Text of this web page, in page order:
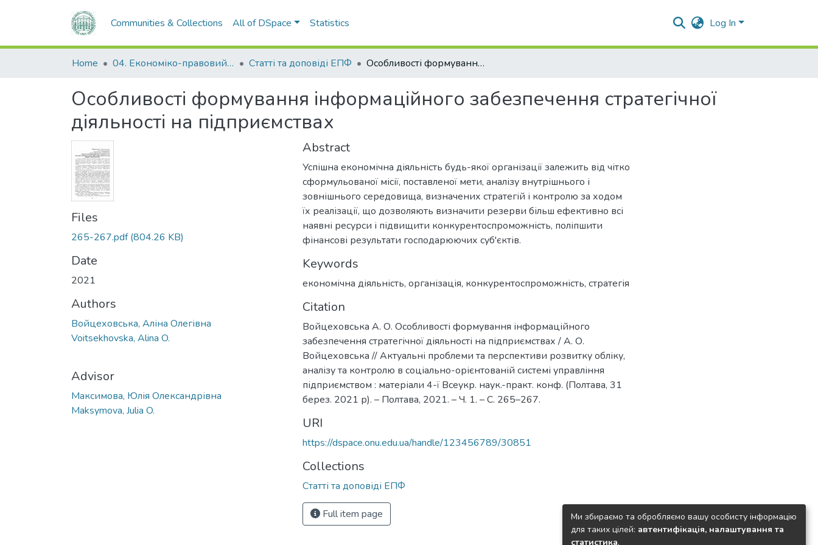
Communities & Collections All of DSpace Statistics Log In
Home 04. Економіко-правовий факультет Статті та доповіді ЕПФ Особливості формування інформаційного забезпечення стратегічної діяльності на підприємствах
Особливості формування інформаційного забезпечення стратегічної
діяльності на підприємствах
Files
265-267.pdf(804.26 KB)
Date
2021
Authors
Войцеховська, Аліна Олегівна
Voitsekhovska, Alina O.
Advisor
Максимова, Юлія Олександрівна
Maksymova, Julia O.
Abstract
Успішна економічна діяльність будь-якої організації залежить від чітко
сформульованої місії, поставленої мети, аналізу внутрішнього і
зовнішнього середовища, визначених стратегій і контролю за ходом
їх реалізації, що дозволяють визначити резерви більш ефективно всі
наявні ресурси і підвищити конкурентоспроможність, поліпшити
фінансові результати господарюючих суб'єктів.
Keywords
економічна діяльність, організація, конкурентоспроможність, стратегія
Citation
Войцеховська А. О. Особливості формування інформаційного
забезпечення стратегічної діяльності на підприємствах / А. О.
Войцеховська // Актуальні проблеми та перспективи розвитку обліку,
аналізу та контролю в соціально-орієнтованій системі управління
підприємством : матеріали 4-ї Всеукр. наук.-практ. конф. (Полтава, 31
берез. 2021 р). – Полтава, 2021. – Ч. 1. – С. 265–267.
URI
https://dspace.onu.edu.ua/handle/123456789/30851
Collections
Статті та доповіді ЕПФ
Full item page
Ми збираємо та обробляємо вашу особисту інформацію
для таких цілей: автентифікація, налаштування та
статистика.